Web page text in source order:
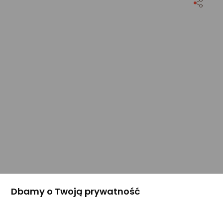
Dbamy o Twoją prywatność